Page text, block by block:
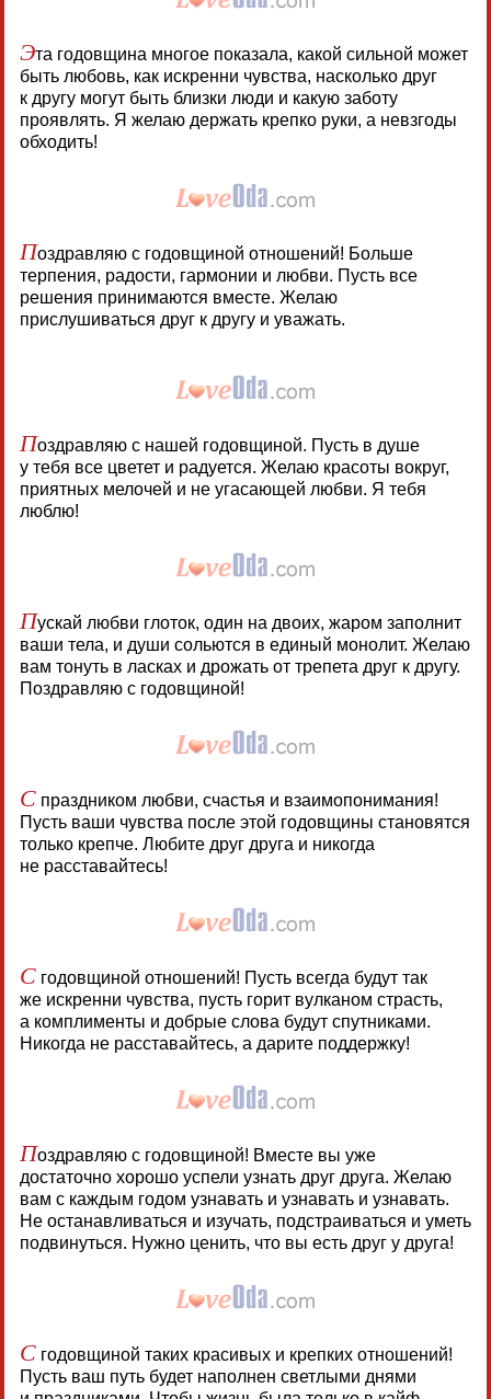
Эта годовщина многое показала, какой сильной может
быть любовь, как искренни чувства, насколько друг
к другу могут быть близки люди и какую заботу
проявлять. Я желаю держать крепко руки, а невзгоды
обходить!
Поздравляю с годовщиной отношений! Больше
терпения, радости, гармонии и любви. Пусть все
решения принимаются вместе. Желаю
прислушиваться друг к другу и уважать.
Поздравляю с нашей годовщиной. Пусть в душе
у тебя все цветет и радуется. Желаю красоты вокруг,
приятных мелочей и не угасающей любви. Я тебя
люблю!
Пускай любви глоток, один на двоих, жаром заполнит
ваши тела, и души сольются в единый монолит. Желаю
вам тонуть в ласках и дрожать от трепета друг к другу.
Поздравляю с годовщиной!
Спраздником любви, счастья и взаимопонимания!
Пусть ваши чувства после этой годовщины становятся
только крепче. Любите друг друга и никогда
не расставайтесь!
Сгодовщиной отношений! Пусть всегда будут так
же искренни чувства, пусть горит вулканом страсть,
а комплименты и добрые слова будут спутниками.
Никогда не расставайтесь, а дарите поддержку!
Поздравляю с годовщиной! Вместе вы уже
достаточно хорошо успели узнать друг друга. Желаю
вам с каждым годом узнавать и узнавать и узнавать.
Не останавливаться и изучать, подстраиваться и уметь
подвинуться. Нужно ценить, что вы есть друг у друга!
Сгодовщиной таких красивых и крепких отношений!
Пусть ваш путь будет наполнен светлыми днями